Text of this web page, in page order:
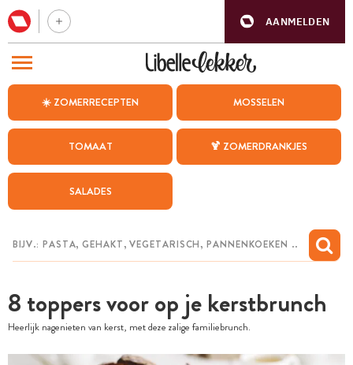
AANMELDEN
☀️ ZOMERRECEPTEN MOSSELEN
TOMAAT 🍹 ZOMERDRANKJES
SALADES
8 toppers voor op je kerstbrunch
Heerlijk nagenieten van kerst, met deze zalige familiebrunch.
BEZOEK ONZE ANDERE WEBSITES
WEEKMENU
CHAT MET MAIA
MIJN BEWAARDE RECEPTEN